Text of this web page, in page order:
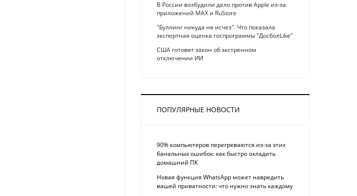
В России возбудили дело против Apple из-за
приложений MAX и RuStore
"Буллинг никуда не исчез". Что показала
экспертная оценка госпрограммы "ДосболLike"
США готовят закон об экстренном
отключении ИИ
ПОПУЛЯРНЫЕ НОВОСТИ
90% компьютеров перегреваются из-за этих
банальных ошибок: как быстро охладить
домашний ПК
Новая функция WhatsApp может навредить
вашей приватности: что нужно знать каждому